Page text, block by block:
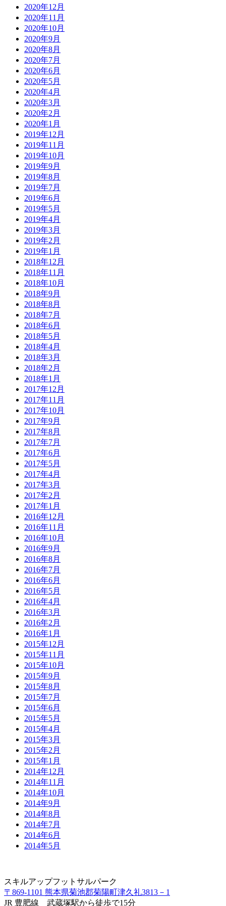
2020年12月
2020年11月
2020年10月
2020年9月
2020年8月
2020年7月
2020年6月
2020年5月
2020年4月
2020年3月
2020年2月
2020年1月
2019年12月
2019年11月
2019年10月
2019年9月
2019年8月
2019年7月
2019年6月
2019年5月
2019年4月
2019年3月
2019年2月
2019年1月
2018年12月
2018年11月
2018年10月
2018年9月
2018年8月
2018年7月
2018年6月
2018年5月
2018年4月
2018年3月
2018年2月
2018年1月
2017年12月
2017年11月
2017年10月
2017年9月
2017年8月
2017年7月
2017年6月
2017年5月
2017年4月
2017年3月
2017年2月
2017年1月
2016年12月
2016年11月
2016年10月
2016年9月
2016年8月
2016年7月
2016年6月
2016年5月
2016年4月
2016年3月
2016年2月
2016年1月
2015年12月
2015年11月
2015年10月
2015年9月
2015年8月
2015年7月
2015年6月
2015年5月
2015年4月
2015年3月
2015年2月
2015年1月
2014年12月
2014年11月
2014年10月
2014年9月
2014年8月
2014年7月
2014年6月
2014年5月
スキルアップフットサルパーク
〒869-1101 熊本県菊池郡菊陽町津久礼3813－1
JR 豊肥線 武蔵塚駅から徒歩で15分